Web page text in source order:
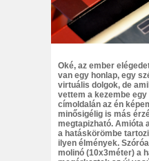
Oké, az ember
van egy honlap, egy
virtuális dolgok, de
vettem a kezembe
címoldalán az én
minősigélig is más
megtapizható. Amióta
a hatáskörömbe
ilyen élmények.
molinó (10x3méter) a